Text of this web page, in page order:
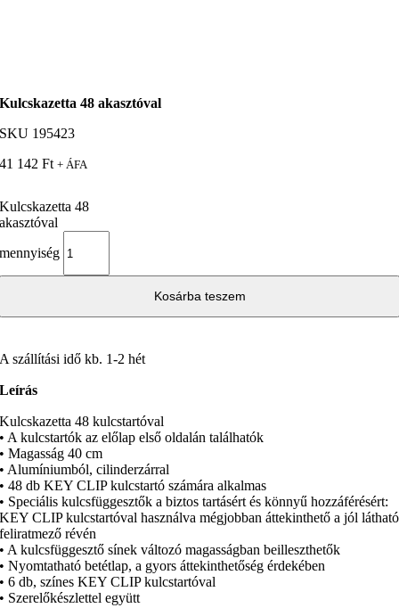
Kulcskazetta 48 akasztóval
SKU 195423
41 142Ft + ÁFA
Kulcskazetta 48
akasztóval
mennyiség
Kosárba teszem
A szállítási idő kb. 1-2 hét
Leírás
Kulcskazetta 48 kulcstartóval
• A kulcstartók az előlap első oldalán találhatók
• Magasság 40 cm
• Alumíniumból, cilinderzárral
• 48 db KEY CLIP kulcstartó számára alkalmas
• Speciális kulcsfüggesztők a biztos tartásért és könnyű hozzáférésért:
KEY CLIP kulcstartóval használva mégjobban áttekinthető a jól látható
feliratmező révén
• A kulcsfüggesztő sínek változó magasságban beilleszthetők
• Nyomtatható betétlap, a gyors áttekinthetőség érdekében
• 6 db, színes KEY CLIP kulcstartóval
• Szerelőkészlettel együtt